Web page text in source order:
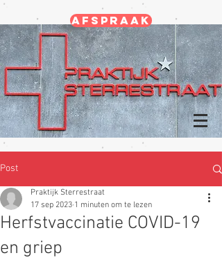
Afspraak
Post
Herfstvaccinatie COVID-19
en griep
Praktijk Sterrestraat
17 sep 2023 1 minuten om te lezen